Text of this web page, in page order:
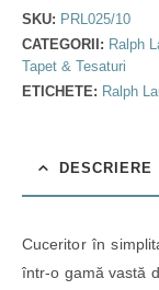
SKU: PRL025/10
CATEGORII: Ralph
Tapet & Tesaturi
ETICHETE: Ralph
DESCRIERE
Cuceritor în
într-o gamă vastă